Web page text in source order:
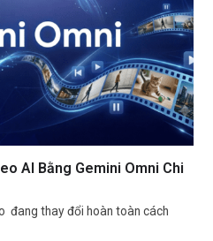
AI Bằng Gemini Omni Chi
đang thay đổi hoàn toàn cách